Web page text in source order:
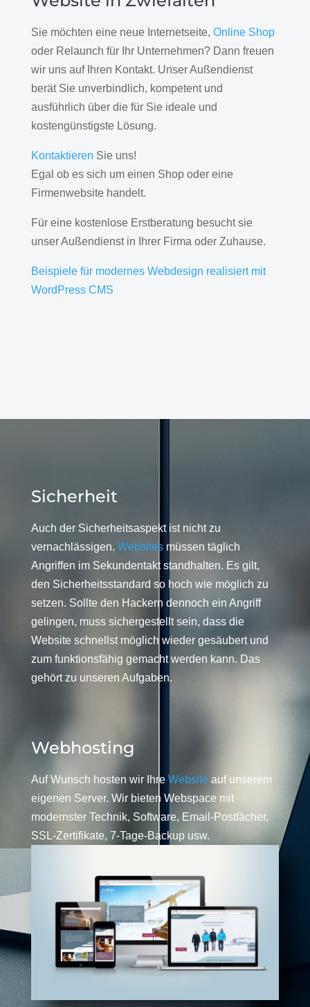
Sie möchten eine neue Internetseite, Online Shop
oder Relaunch für Ihr Unternehmen? Dann freuen
wir uns auf Ihren Kontakt. Unser Außendienst
berät Sie unverbindlich, kompetent und
ausführlich über die für Sie ideale und
kostengünstigste Lösung.
Kontaktieren Sie uns!
Egal ob es sich um einen Shop oder eine
Firmenwebsite handelt.
Für eine kostenlose Erstberatung besucht sie
unser Außendienst in Ihrer Firma oder Zuhause.
Beispiele für modernes Webdesign realisiert mit
WordPress CMS
Sicherheit
Auch der Sicherheitsaspekt ist nicht zu
vernachlässigen. Websitesmüssen täglich
Angriffen im Sekundentakt standhalten. Es gilt,
den Sicherheitsstandard so hoch wie möglich zu
setzen. Sollte den Hackern dennoch ein Angriff
gelingen, muss sichergestellt sein, dass die
Website schnellst möglich wieder gesäubert und
zum funktionsfähig gemacht werden kann. Das
gehört zu unseren Aufgaben.
Webhosting
Auf Wunsch hosten wir Ihre Website auf unserem
eigenen Server. Wir bieten Webspace mit
modernster Technik, Software, Email-Postfächer,
SSL-Zertifikate, 7-Tage-Backup usw.